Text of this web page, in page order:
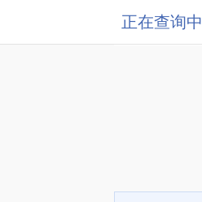
正在查询中